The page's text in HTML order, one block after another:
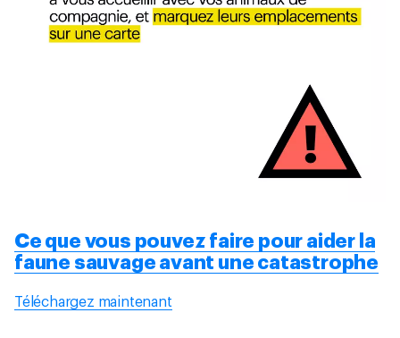
Ce que vous pouvez faire pour aider la
faune sauvage avant une catastrophe
Téléchargez maintenant